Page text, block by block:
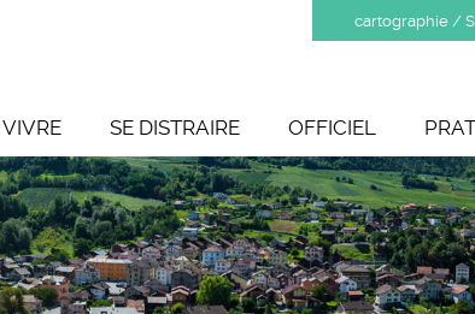
cartographie /
VIVRE SE DISTRAIRE OFFICIEL